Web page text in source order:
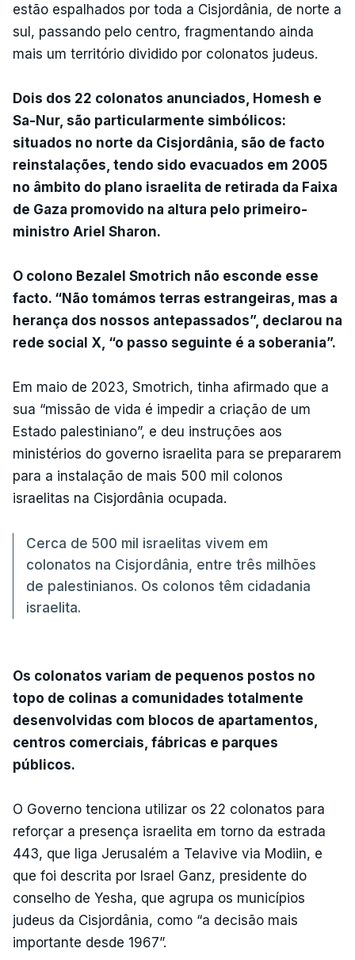
estão espalhados por toda a Cisjordânia, de norte a
sul, passando pelo centro, fragmentando ainda
mais um território dividido por colonatos judeus.
Dois dos 22 colonatos anunciados, Homesh e
Sa-Nur, são particularmente simbólicos:
situados no norte da Cisjordânia, são de facto
reinstalações, tendo sido evacuados em 2005
no âmbito do plano israelita de retirada da Faixa
de Gaza promovido na altura pelo primeiro-
ministro Ariel Sharon.
O colono Bezalel Smotrich não esconde esse
facto. “Não tomámos terras estrangeiras, mas a
herança dos nossos antepassados”, declarou na
rede social X, “o passo seguinte é a soberania”.
Em maio de 2023, Smotrich, tinha afirmado que a
sua “missão de vida é impedir a criação de um
Estado palestiniano”, e deu instruções aos
ministérios do governo israelita para se prepararem
para a instalação de mais 500 mil colonos
israelitas na Cisjordânia ocupada.
Cerca de 500 mil israelitas vivem em
colonatos na Cisjordânia, entre três milhões
de palestinianos. Os colonos têm cidadania
israelita.
Os colonatos variam de pequenos postos no
topo de colinas a comunidades totalmente
desenvolvidas com blocos de apartamentos,
centros comerciais, fábricas e parques
públicos.
O Governo tenciona utilizar os 22 colonatos para
reforçar a presença israelita em torno da estrada
443, que liga Jerusalém a Telavive via Modiin, e
que foi descrita por Israel Ganz, presidente do
conselho de Yesha, que agrupa os municípios
judeus da Cisjordânia, como “a decisão mais
importante desde 1967”.